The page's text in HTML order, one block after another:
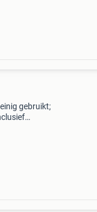
gebruikt;